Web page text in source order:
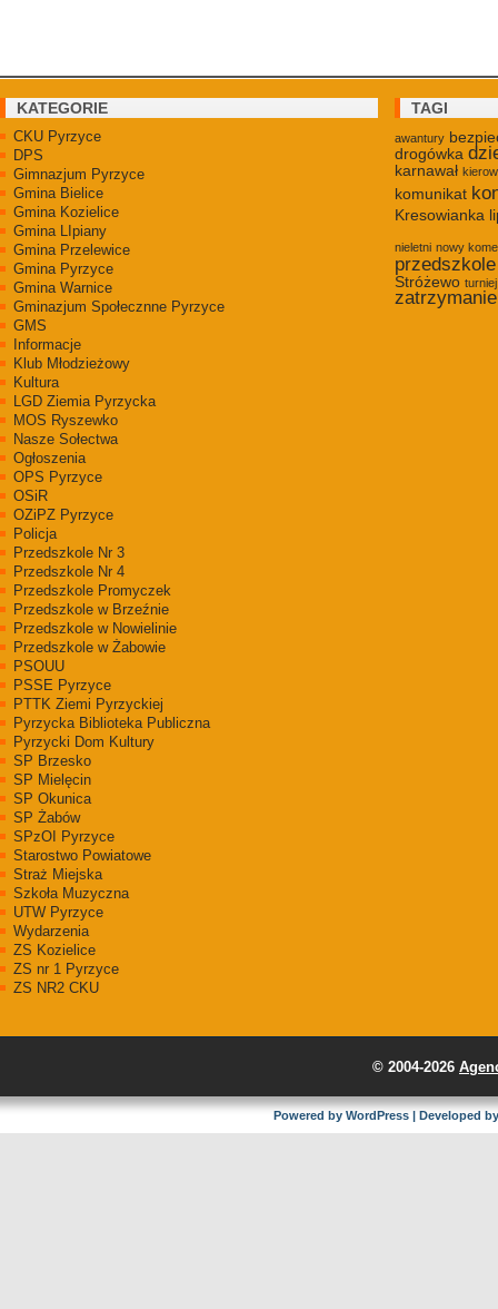
KATEGORIE
CKU Pyrzyce
DPS
Gimnazjum Pyrzyce
Gmina Bielice
Gmina Kozielice
Gmina LIpiany
Gmina Przelewice
Gmina Pyrzyce
Gmina Warnice
Gminazjum Społecznne Pyrzyce
GMS
Informacje
Klub Młodzieżowy
Kultura
LGD Ziemia Pyrzycka
MOS Ryszewko
Nasze Sołectwa
Ogłoszenia
OPS Pyrzyce
OSiR
OZiPZ Pyrzyce
Policja
Przedszkole Nr 3
Przedszkole Nr 4
Przedszkole Promyczek
Przedszkole w Brzeźnie
Przedszkole w Nowielinie
Przedszkole w Żabowie
PSOUU
PSSE Pyrzyce
PTTK Ziemi Pyrzyckiej
Pyrzycka Biblioteka Publiczna
Pyrzycki Dom Kultury
SP Brzesko
SP Mielęcin
SP Okunica
SP Żabów
SPzOI Pyrzyce
Starostwo Powiatowe
Straż Miejska
Szkoła Muzyczna
UTW Pyrzyce
Wydarzenia
ZS Kozielice
ZS nr 1 Pyrzyce
ZS NR2 CKU
TAGI
awantury
drogówka
karnawał
komunikat
Kresowianka
nieletni nowy
przedszkole
Stróżewo turniej
zatrzymanie
© 2004-2026
Powered by WordPress| Developed